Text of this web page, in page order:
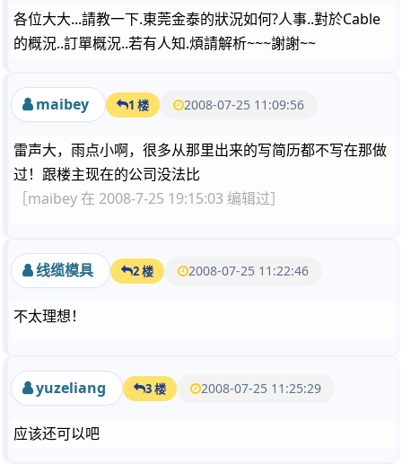
各位大大...請教一下.東莞金泰的狀況如何?人事..對於Cable
的概況..訂單概況..若有人知.煩請解析~~~謝謝~~
maibey 1 楼 2008-07-25 11:09:56
雷声大，雨点小啊，很多从那里出来的写简历都不写在那做
过！跟楼主现在的公司没法比
［maibey 在 2008-7-25 19:15:03 编辑过］
线缆模具 2 楼 2008-07-25 11:22:46
不太理想！
yuzeliang 3 楼 2008-07-25 11:25:29
应该还可以吧